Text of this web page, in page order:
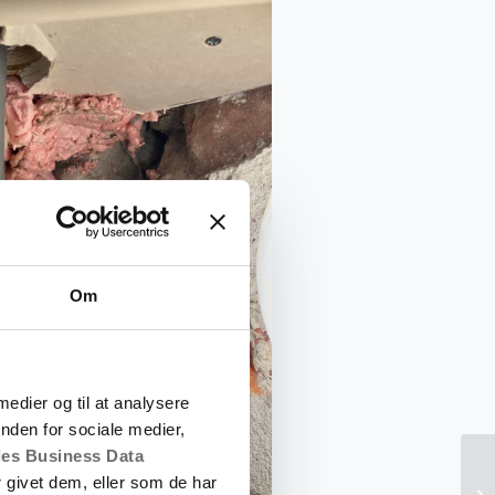
Om
og til at analysere
for sociale medier,
Business Data
dem, eller som de har